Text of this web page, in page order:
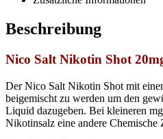
Beschreibung
Nico Salt Nikotin Shot
Der Nico Salt Nikotin Shot mit
beigemischt zu werden um den
Liquid dazugeben. Bei kleineren
Nikotinsalz eine andere